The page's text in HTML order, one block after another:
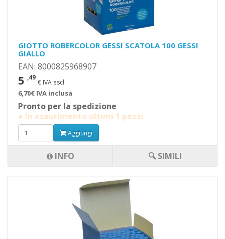
GIOTTO ROBERCOLOR GESSI SCATOLA 100 GESSI
GIALLO
EAN: 8000825968907
5 ,49
€ IVA escl.
6,70€ IVA inclusa
Pronto per la spedizione
● In esaurimento ultimi 1 pezzi
Aggiungi
INFO 🔍 SIMILI